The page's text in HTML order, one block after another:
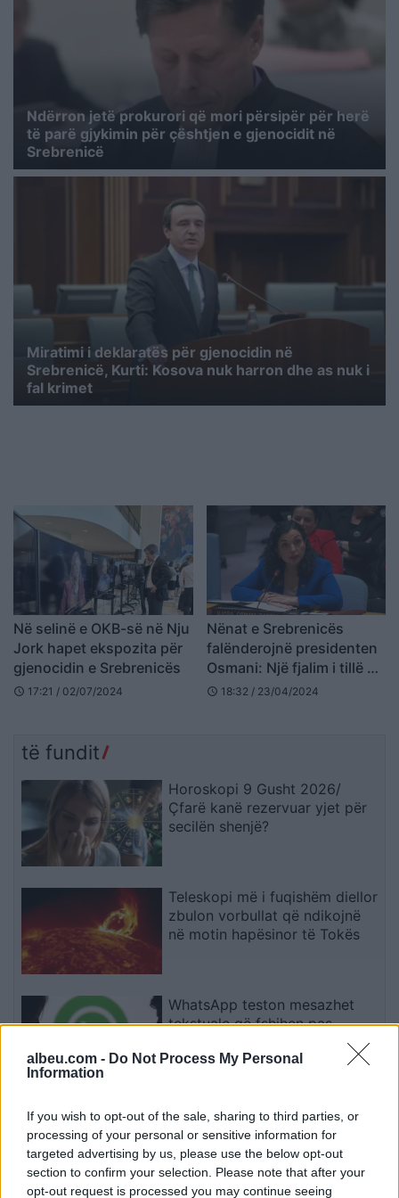
albeu.com - Do Not Process My Personal
Information
If you wish to opt-out of the sale, sharing to third parties, or
processing of your personal or sensitive information for
targeted advertising by us, please use the below opt-out
section to confirm your selection. Please note that after your
opt-out request is processed you may continue seeing
Ndërron jetë prokurori që mori përsipër për herë
të parë gjykimin për çështjen e gjenocidit në
Srebrenicë
Miratimi i deklaratës për gjenocidin në
Srebrenicë, Kurti: Kosova nuk harron dhe as nuk i
fal krimet
Në selinë e OKB-së në Nju
Jork hapet ekspozita për
gjenocidin e Srebrenicës
schedule 17:21 / 02/07/2024
Nënat e Srebrenicës
falënderojnë presidenten
Osmani: Një fjalim i tillë do
të mbahet mend ndër
schedule 18:32 / 23/04/2024
të fundit
Horoskopi 9 Gusht 2026/
Çfarë kanë rezervuar yjet për
secilën shenjë?
Teleskopi më i fuqishëm diellor
zbulon vorbullat që ndikojnë
në motin hapësinor të Tokës
WhatsApp teston mesazhet
tekstuale që fshihen pas
Pas dy vitesh në kërkim për
dosjen e inceneratorit të
Tiranës, arrestohet Renardo
Nallbani në Palasë